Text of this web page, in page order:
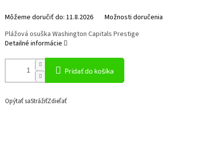
Môžeme doručiť do: 11.8.2026 Možnosti doručenia
Pridať do košíka
Plážová osuška Washington Capitals Prestige
Detailné informácie
Opýtať saStrážiťZdieľať